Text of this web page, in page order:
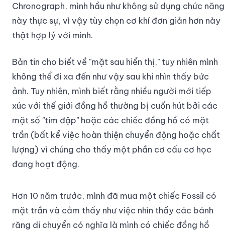
Chronograph, mình hầu như không sử dụng chức năng
này thực sự, vì vậy tùy chọn cơ khí đơn giản hơn này
thật hợp lý với mình.
Bản tin cho biết về "mặt sau hiển thị," tuy nhiên mình
không thể đi xa đến như vậy sau khi nhìn thấy bức
ảnh. Tuy nhiên, mình biết rằng nhiều người mới tiếp
xúc với thế giới đồng hồ thường bị cuốn hút bởi các
mặt số "tim đập" hoặc các chiếc đồng hồ có mặt
trần (bất kể việc hoàn thiện chuyển động hoặc chất
lượng) vì chúng cho thấy một phần cơ cấu cơ học
đang hoạt động.
Hơn 10 năm trước, mình đã mua một chiếc Fossil có
mặt trần và cảm thấy như việc nhìn thấy các bánh
răng di chuyển có nghĩa là mình có chiếc đồng hồ